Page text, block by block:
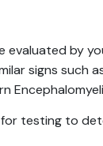
evaluated by
signs such
testing to